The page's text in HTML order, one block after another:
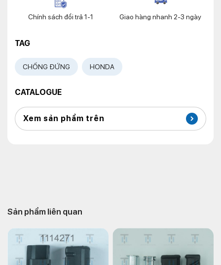
Chính sách đổi trả 1-1 Giao hàng nhanh 2-3 ngày
TAG
CHỐNG ĐỨNG HONDA
CATALOGUE
Xem sản phẩm trên
Sản phẩm liên quan